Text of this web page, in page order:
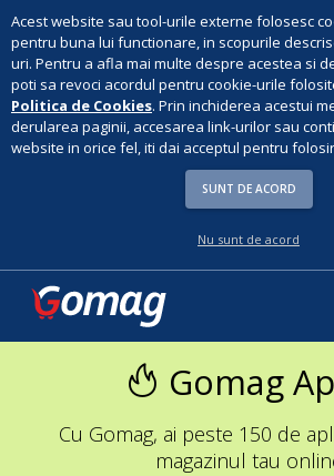
Acest website sau tool-urile externe folosesc
pentru buna lui functionare, in scopurile
uri. Pentru a afla mai multe despre acestea si
poti sa revoci acordul pentru cookie-urile
Politica de Cookies. Prin inchiderea acestui
derularea paginii, accesarea link-urilor sau
website in orice fel, iti dai acceptul pentru
SUNT DE ACORD
Nu sunt de acord
Gomag
Cu Gomag, ai peste 150 de
magazinul tau